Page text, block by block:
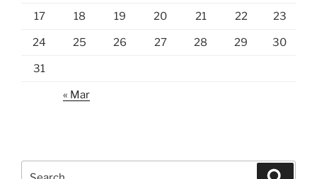
17 18 19 20 21 22 23
24 25 26 27 28 29 30
31
« Mar